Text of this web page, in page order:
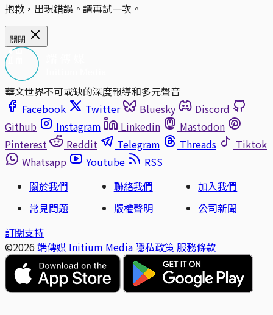
抱歉，出現錯誤。請再試一次。
關閉
華文世界不可或缺的深度報導和多元聲音
Facebook
Twitter Bluesky
Discord
Github
Instagram Linkedin
Mastodon
Pinterest
Reddit Telegram Threads
Tiktok
Whatsapp
Youtube
RSS
關於我們
聯絡我們
加入我們
常見問題
版權聲明
公司新聞
訂閱支持
©2026 端傳媒 Initium Media 隱私政策 服務條款